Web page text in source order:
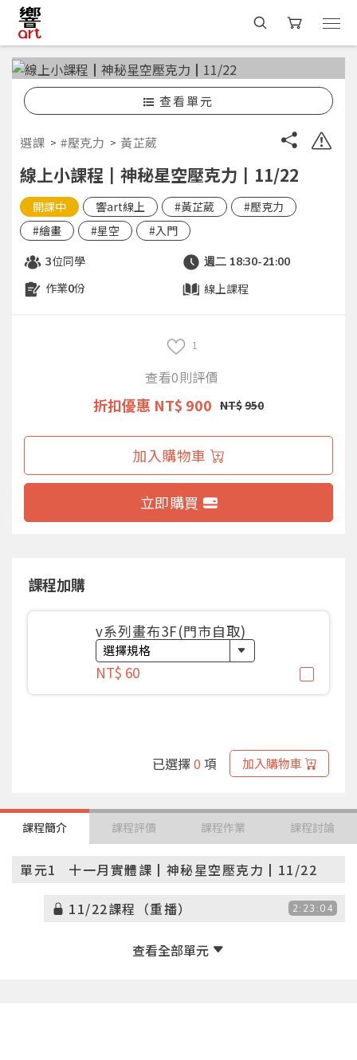
查看單元
選課 #壓克力 黃芷葳
線上小課程┃神秘星空壓克力┃11/22
開課中 響art線上 #黃芷葳
#壓克力
#繪畫
#星空 #入門
3位同學 週二 18:30-21:00
作業0份 線上課程
1
查看0則評價
折扣優惠 NT$ 900 NT$950
加入購物車
立即購買
課程加購
v系列畫布3F(門市自取)
NT$ 60
已選擇0 項 加入購物車
課程簡介 課程評價 課程作業 課程討論
單元1 十一月實體課┃神秘星空壓克力┃11/22
11/22課程（重播） 2:23:04